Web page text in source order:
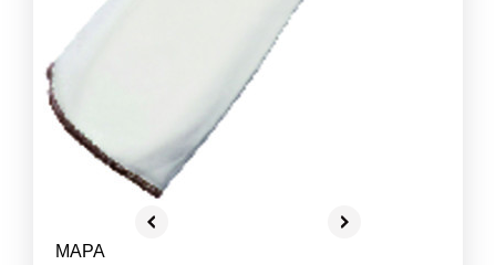
MAPA